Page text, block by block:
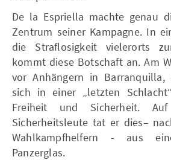
De la Espriella machte genau
Zentrum seiner Kampagne. In
die Straflosigkeit vielerorts
kommt diese Botschaft an. Am
vor Anhängern in
sich in einer „letzten
Freiheit und Sicherheit.
Sicherheitsleute tat er dies–
Wahlkampfhelfern - aus
Panzerglas.